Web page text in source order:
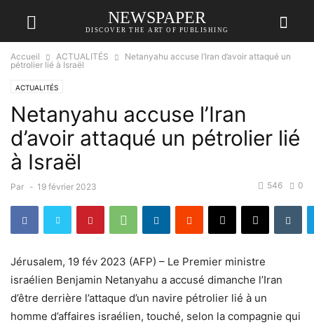
NEWSPAPER
DISCOVER THE ART OF PUBLISHING
Accueil ACTUALITÉS
Netanyahu accuse l’Iran d’avoir attaqué un
pétrolier lié à Israël
ACTUALITÉS
Netanyahu accuse l’Iran
d’avoir attaqué un pétrolier lié
à Israël
Par - 19 février 2023 0
546
Jérusalem, 19 fév 2023 (AFP) – Le Premier ministre
israélien Benjamin Netanyahu a accusé dimanche l’Iran
d’être derrière l’attaque d’un navire pétrolier lié à un
homme d’affaires israélien, touché, selon la compagnie qui